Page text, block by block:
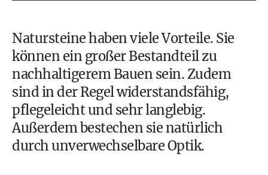
Natursteine haben viele Vorteile. Sie
können ein großer Bestandteil zu
nachhaltigeremBauen sein. Zudem
sind in der Regel widerstandsfähig,
pflegeleicht und sehr langlebig.
Außerdem bestechen sie natürlich
durch unverwechselbare Optik.